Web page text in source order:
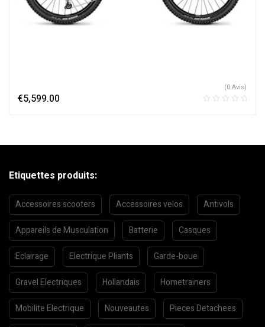
€5,599.00
(0 Avis)
Etiquettes produits:
Accessoires scooters Accessoires velos Antivols
Appareils de Musculation Batterie Casques
Eclairage Electrique Pliants Garde-boue
Gravel Electriques Hollandais Hometrainers
Mobilite Electrique Nouveautes Pieces Detachees